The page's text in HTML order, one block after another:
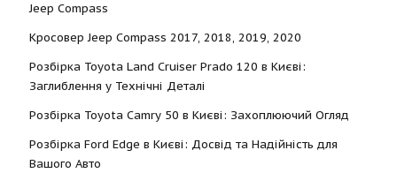
Jeep Compass
Кросовер Jeep Compass 2017, 2018, 2019, 2020
Розбірка Toyota Land Cruiser Prado 120 в Києві:
Заглиблення у Технічні Деталі
Розбірка Toyota Camry 50 в Києві: Захоплюючий Огляд
Розбірка Ford Edge в Києві: Досвід та Надійність для
Вашого Авто